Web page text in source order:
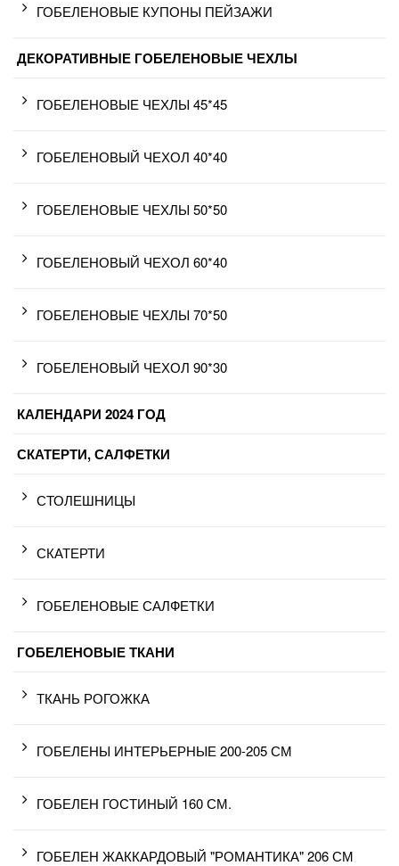
ГОБЕЛЕНОВЫЕ КУПОНЫ ПЕЙЗАЖИ
ДЕКОРАТИВНЫЕ ГОБЕЛЕНОВЫЕ ЧЕХЛЫ
ГОБЕЛЕНОВЫЕ ЧЕХЛЫ 45*45
ГОБЕЛЕНОВЫЙ ЧЕХОЛ 40*40
ГОБЕЛЕНОВЫЕ ЧЕХЛЫ 50*50
ГОБЕЛЕНОВЫЙ ЧЕХОЛ 60*40
ГОБЕЛЕНОВЫЕ ЧЕХЛЫ 70*50
ГОБЕЛЕНОВЫЙ ЧЕХОЛ 90*30
КАЛЕНДАРИ 2024 ГОД
СКАТЕРТИ, САЛФЕТКИ
СТОЛЕШНИЦЫ
СКАТЕРТИ
ГОБЕЛЕНОВЫЕ САЛФЕТКИ
ГОБЕЛЕНОВЫЕ ТКАНИ
ТКАНЬ РОГОЖКА
ГОБЕЛЕНЫ ИНТЕРЬЕРНЫЕ 200-205 СМ
ГОБЕЛЕН ГОСТИНЫЙ 160 СМ.
ГОБЕЛЕН ЖАККАРДОВЫЙ "РОМАНТИКА" 206 СМ